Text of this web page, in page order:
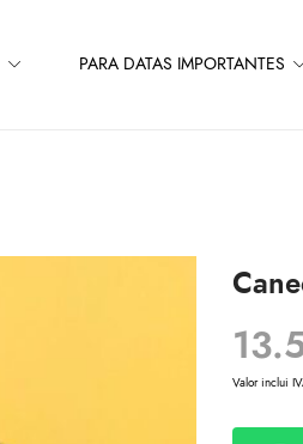
PARA DATAS IMPORTANTES
Valor inclui